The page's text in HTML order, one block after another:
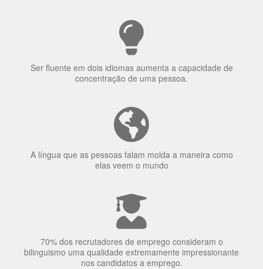
Ser fluente em dois idiomas aumenta a capacidade de
concentração de uma pessoa.
A língua que as pessoas falam molda a maneira como
elas veem o mundo
70% dos recrutadores de emprego consideram o
bilinguismo uma qualidade extremamente impressionante
nos candidatos a emprego.